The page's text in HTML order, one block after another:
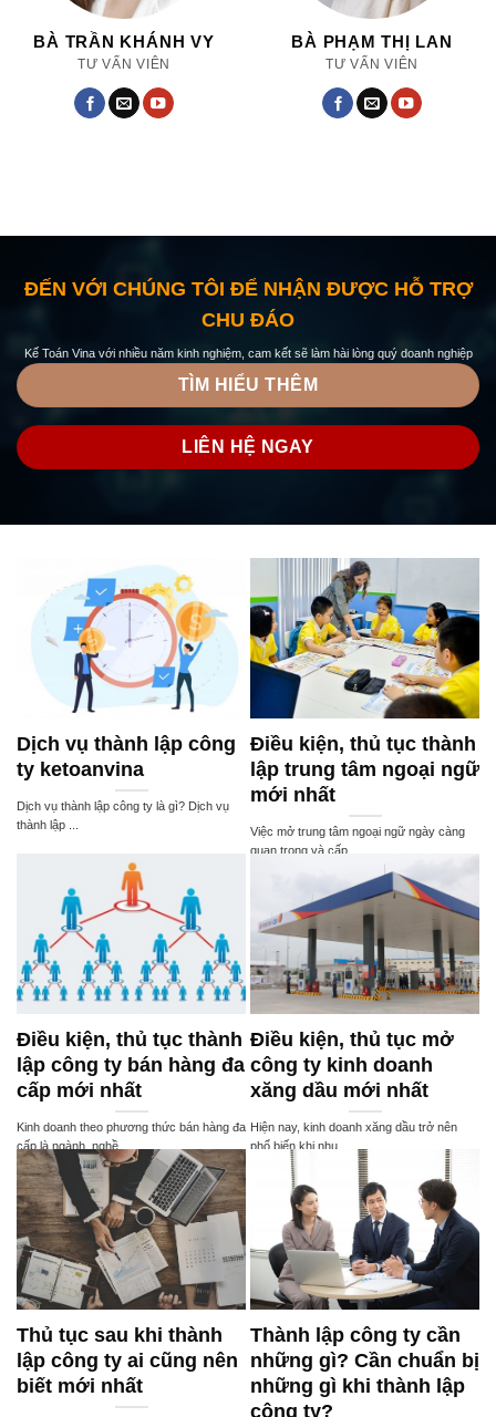
BÀ TRẦN KHÁNH VY
TƯ VẤN VIÊN
BÀ PHẠM THỊ LAN
TƯ VẤN VIÊN
ĐẾN VỚI CHÚNG TÔI ĐỂ NHẬN ĐƯỢC HỖ TRỢ
CHU ĐÁO
Kế Toán Vina với nhiều năm kinh nghiệm, cam kết sẽ làm hài lòng quý doanh nghiệp
TÌM HIỂU THÊM
LIÊN HỆ NGAY
Dịch vụ thành lập công
ty ketoanvina
Dịch vụ thành lập công ty là gì? Dịch vụ
thành lập ...
Điều kiện, thủ tục thành
lập trung tâm ngoại ngữ
mới nhất
Việc mở trung tâm ngoại ngữ ngày càng
quan trọng và cấp ...
Điều kiện, thủ tục thành
lập công ty bán hàng đa
cấp mới nhất
Kinh doanh theo phương thức bán hàng đa
cấp là ngành, nghề ...
Điều kiện, thủ tục mở
công ty kinh doanh
xăng dầu mới nhất
Hiện nay, kinh doanh xăng dầu trở nên
phổ biến khi nhu ...
Thủ tục sau khi thành
lập công ty ai cũng nên
biết mới nhất
Thành lập công ty cần
những gì? Cần chuẩn bị
những gì khi thành lập
công ty?